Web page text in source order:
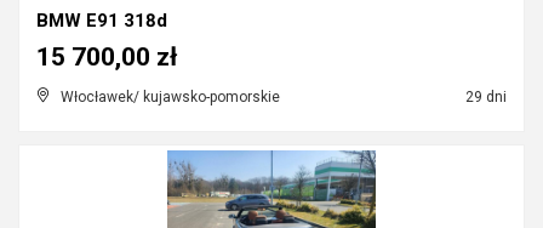
BMW E91 318d
Włocławek/ kujawsko-pomorskie 29 dni
15 700,00 zł